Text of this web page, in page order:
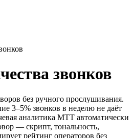
звонков
без ручного прослушивания.
3–5% звонков в неделю не даёт
аналитика МТТ автоматически
— скрипт, тональность,
рейтинг операторов без